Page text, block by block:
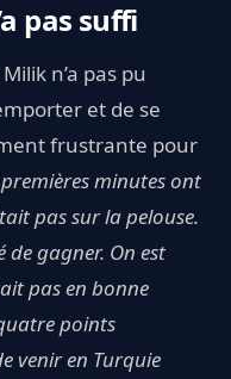
pas suffi
n’a pas pu
et de se
frustrante pour
premières minutes ont
pas sur la pelouse.
gagner. On est
pas en bonne
points
venir en Turquie